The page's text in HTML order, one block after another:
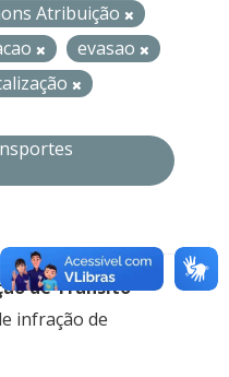
Atribuição
evasao
de Trânsito
infração de